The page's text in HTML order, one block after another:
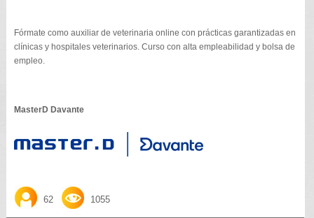
Fórmate como auxiliar de veterinaria online con prácticas garantizadas en
clínicas y hospitales veterinarios. Curso con alta empleabilidad y bolsa de
empleo.
MasterD Davante
62 1055